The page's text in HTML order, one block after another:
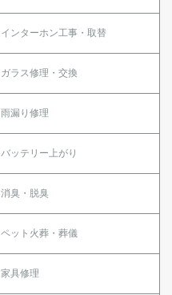
インターホン工事・取替
ガラス修理・交換
雨漏り修理
バッテリー上がり
消臭・脱臭
ペット火葬・葬儀
家具修理